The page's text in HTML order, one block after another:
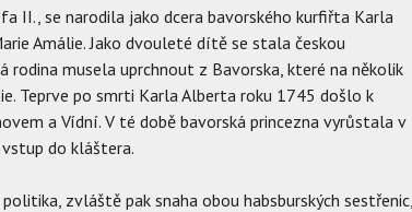
II., se narodila jako dcera bavorského kurfiřta Karla
Amálie. Jako dvouleté dítě se stala českou
rodina musela uprchnout z Bavorska, které na několik
Teprve po smrti Karla Alberta roku 1745 došlo k
a Vídní. V té době bavorská princezna vyrůstala v
do kláštera.
zvláště pak snaha obou habsburských sestřenic,